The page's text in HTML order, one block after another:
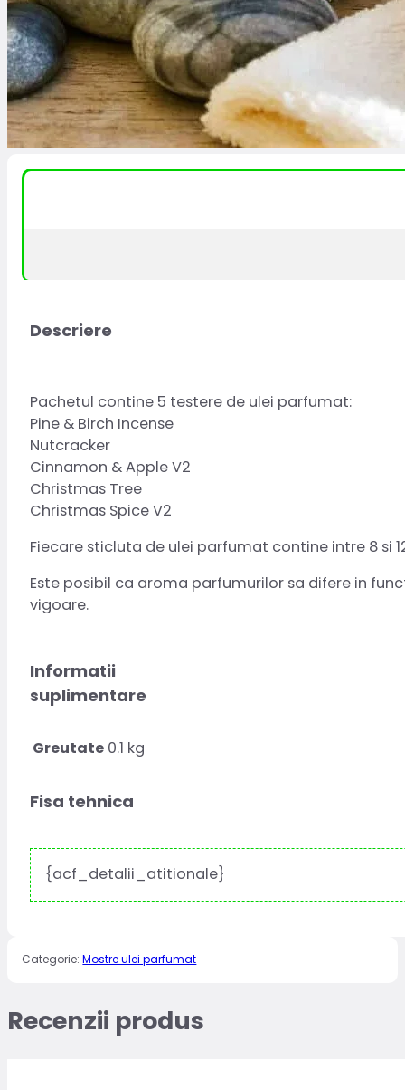
Descriere
Pachetul contine 5 testere de ulei parfumat:
Pine & Birch Incense
Nutcracker
Cinnamon & Apple V2
Christmas Tree
Christmas Spice V2
Fiecare sticluta de ulei parfumat contine intre 8 si
Este posibil ca aroma parfumurilor sa difere in
vigoare.
Informatii
suplimentare
Greutate 0.1 kg
Fisa tehnica
{acf_detalii_atitionale}
Categorie:Mostre ulei parfumat
Recenzii produs